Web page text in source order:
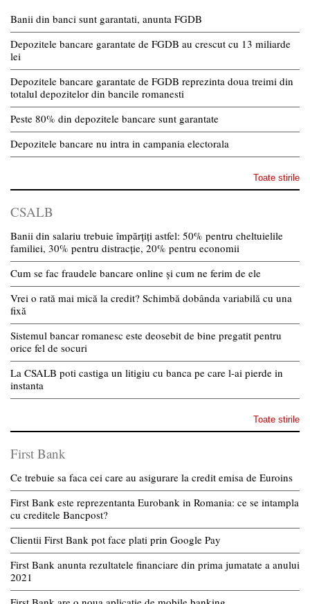
Banii din banci sunt garantati, anunta FGDB
Depozitele bancare garantate de FGDB au crescut cu 13 miliarde
lei
Depozitele bancare garantate de FGDB reprezinta doua treimi din
totalul depozitelor din bancile romanesti
Peste 80% din depozitele bancare sunt garantate
Depozitele bancare nu intra in campania electorala
Toate stirile
CSALB
Banii din salariu trebuie împărțiți astfel: 50% pentru cheltuielile
familiei, 30% pentru distracție, 20% pentru economii
Cum se fac fraudele bancare online și cum ne ferim de ele
Vrei o rată mai mică la credit? Schimbă dobânda variabilă cu una
fixă
Sistemul bancar romanesc este deosebit de bine pregatit pentru
orice fel de socuri
La CSALB poti castiga un litigiu cu banca pe care l-ai pierde in
instanta
Toate stirile
First Bank
Ce trebuie sa faca cei care au asigurare la credit emisa de Euroins
First Bank este reprezentanta Eurobank in Romania: ce se intampla
cu creditele Bancpost?
Clientii First Bank pot face plati prin Google Pay
First Bank anunta rezultatele financiare din prima jumatate a anului
2021